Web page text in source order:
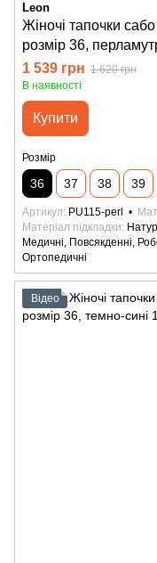
Leon
Жіночі тапочки
розмір 36,
1 539 грн 1 620 грн
В наявності
Купити
Розмір
36 37 38 39
Артикул PU115-perl
Матеріал підкладки
Медичні, Повсякденні,
Ортопедичні
Відео